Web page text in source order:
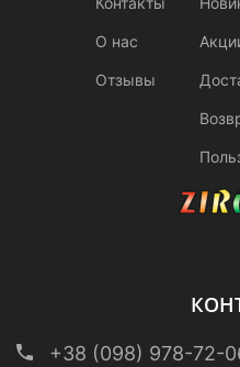
О нас
Отзывы
+38 (098) 978-72-